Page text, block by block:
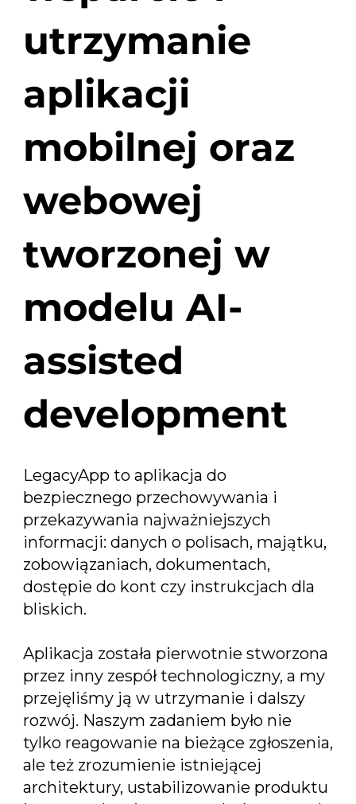
utrzymanie
aplikacji
mobilnej oraz
webowej
tworzonej w
modelu AI-
assisted
development
LegacyApp to aplikacja do
bezpiecznego przechowywania i
przekazywania najważniejszych
informacji: danych o polisach, majątku,
zobowiązaniach, dokumentach,
dostępie do kont czy instrukcjach dla
bliskich.
Aplikacja została pierwotnie stworzona
przez inny zespół technologiczny, a my
przejęliśmy ją w utrzymanie i dalszy
rozwój. Naszym zadaniem było nie
tylko reagowanie na bieżące zgłoszenia,
ale też zrozumienie istniejącej
architektury, ustabilizowanie produktu